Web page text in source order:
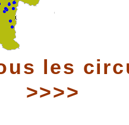
les
>>>>